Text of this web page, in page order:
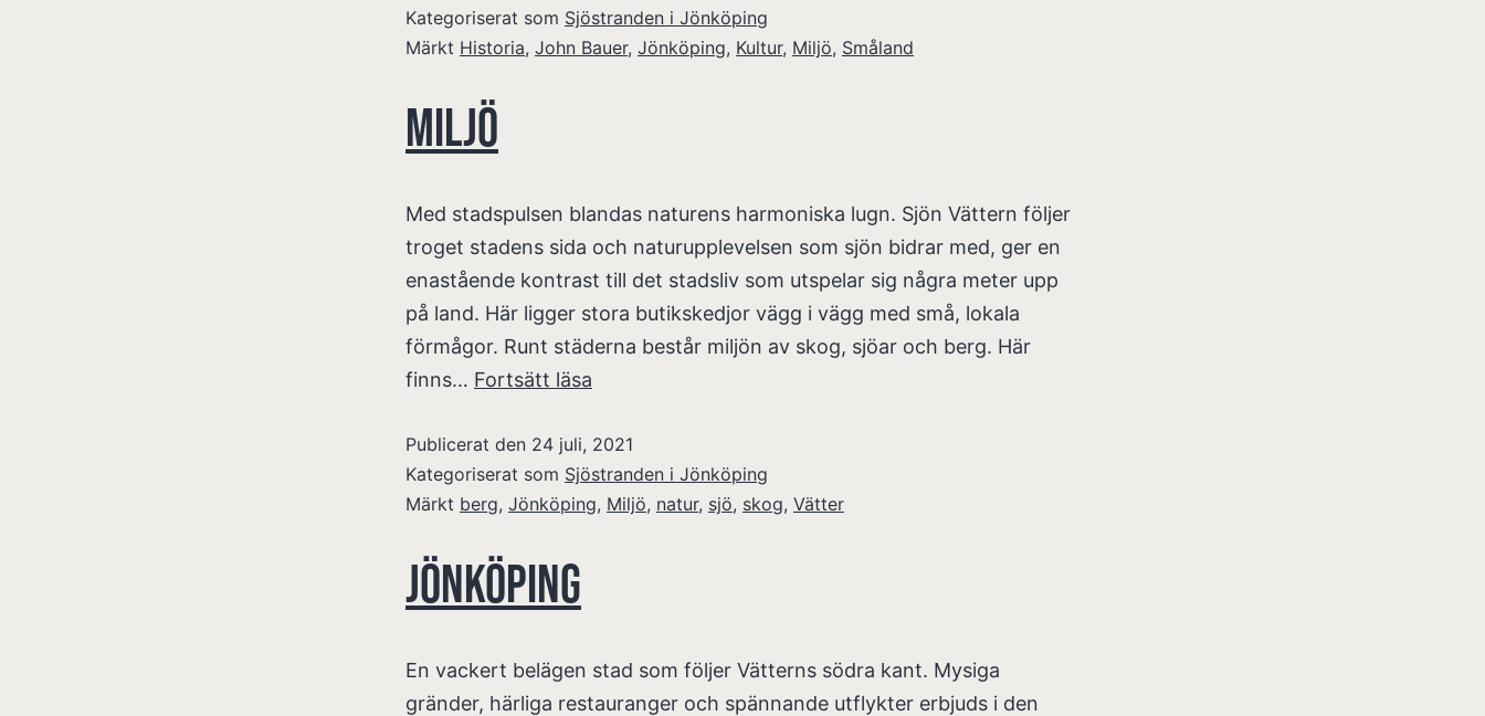
Kategoriserat som Sjöstranden i Jönköping
Märkt Historia, John Bauer, Jönköping, Kultur, Miljö, Småland
Miljö
Med stadspulsen blandas naturens harmoniska lugn. Sjön Vättern följer
troget stadens sida och naturupplevelsen som sjön bidrar med, ger en
enastående kontrast till det stadsliv som utspelar sig några meter upp
på land. Här ligger stora butikskedjor vägg i vägg med små, lokala
förmågor. Runt städerna består miljön av skog, sjöar och berg. Här
finns… Fortsätt läsa
Publicerat den 24 juli, 2021
Kategoriserat som Sjöstranden i Jönköping
Märkt berg, Jönköping, Miljö, natur, sjö, skog, Vätter
Jönköping
En vackert belägen stad som följer Vätterns södra kant. Mysiga
gränder, härliga restauranger och spännande utflykter erbjuds i den